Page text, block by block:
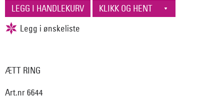
ÆTT RING
Art.nr 6644